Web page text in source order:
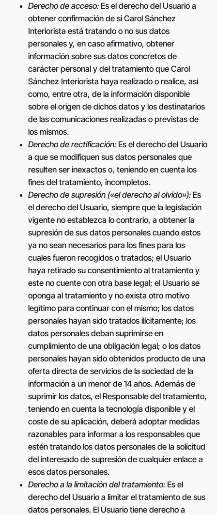
Derecho de acceso: Es el derecho del Usuario a
obtener confirmación de si Carol Sánchez
Interiorista está tratando o no sus datos
personales y, en caso afirmativo, obtener
información sobre sus datos concretos de
carácter personal y del tratamiento que Carol
Sánchez Interiorista haya realizado o realice, así
como, entre otra, de la información disponible
sobre el origen de dichos datos y los destinatarios
de las comunicaciones realizadas o previstas de
los mismos.
Derecho de rectificación: Es el derecho del Usuario
a que se modifiquen sus datos personales que
resulten ser inexactos o, teniendo en cuenta los
fines del tratamiento, incompletos.
Derecho de supresión («el derecho al olvido»): Es
el derecho del Usuario, siempre que la legislación
vigente no establezca lo contrario, a obtener la
supresión de sus datos personales cuando estos
ya no sean necesarios para los fines para los
cuales fueron recogidos o tratados; el Usuario
haya retirado su consentimiento al tratamiento y
este no cuente con otra base legal; el Usuario se
oponga al tratamiento y no exista otro motivo
legítimo para continuar con el mismo; los datos
personales hayan sido tratados ilícitamente; los
datos personales deban suprimirse en
cumplimiento de una obligación legal; o los datos
personales hayan sido obtenidos producto de una
oferta directa de servicios de la sociedad de la
información a un menor de 14 años. Además de
suprimir los datos, el Responsable del tratamiento,
teniendo en cuenta la tecnología disponible y el
coste de su aplicación, deberá adoptar medidas
razonables para informar a los responsables que
estén tratando los datos personales de la solicitud
del interesado de supresión de cualquier enlace a
esos datos personales.
Derecho a la limitación del tratamiento: Es el
derecho del Usuario a limitar el tratamiento de sus
datos personales. El Usuario tiene derecho a